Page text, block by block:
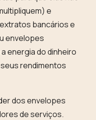
e
bancários e
envelopes
energia do dinheiro
rendimentos
dosenvelopes
de serviços.